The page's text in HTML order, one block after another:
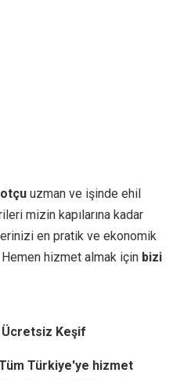
uzman ve işinde ehil
mizin kapılarına kadar
en pratik ve ekonomik
hizmet almak için bizi
Ücretsiz Keşif
Türkiye'ye hizmet